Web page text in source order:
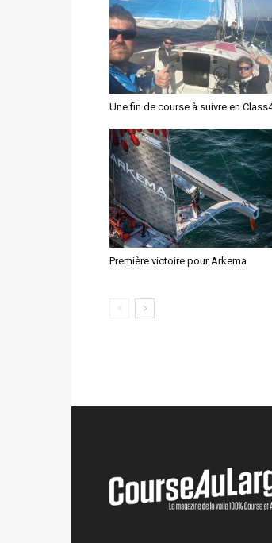
Une fin de course à suivre en
Première victoire pour Arkema